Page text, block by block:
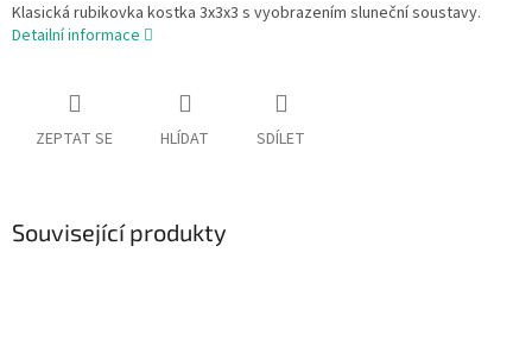
Klasická rubikovka kostka 3x3x3 s vyobrazením sluneční soustavy.
Detailní informace
ZEPTAT SE HLÍDAT SDÍLET
Související produkty